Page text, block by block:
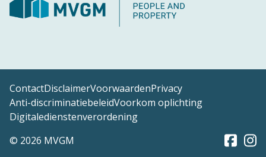
ContactDisclaimerVoorwaardenPrivacy
Anti-discriminatiebeleidVoorkom oplichting
Digitaledienstenverordening
© 2026 MVGM